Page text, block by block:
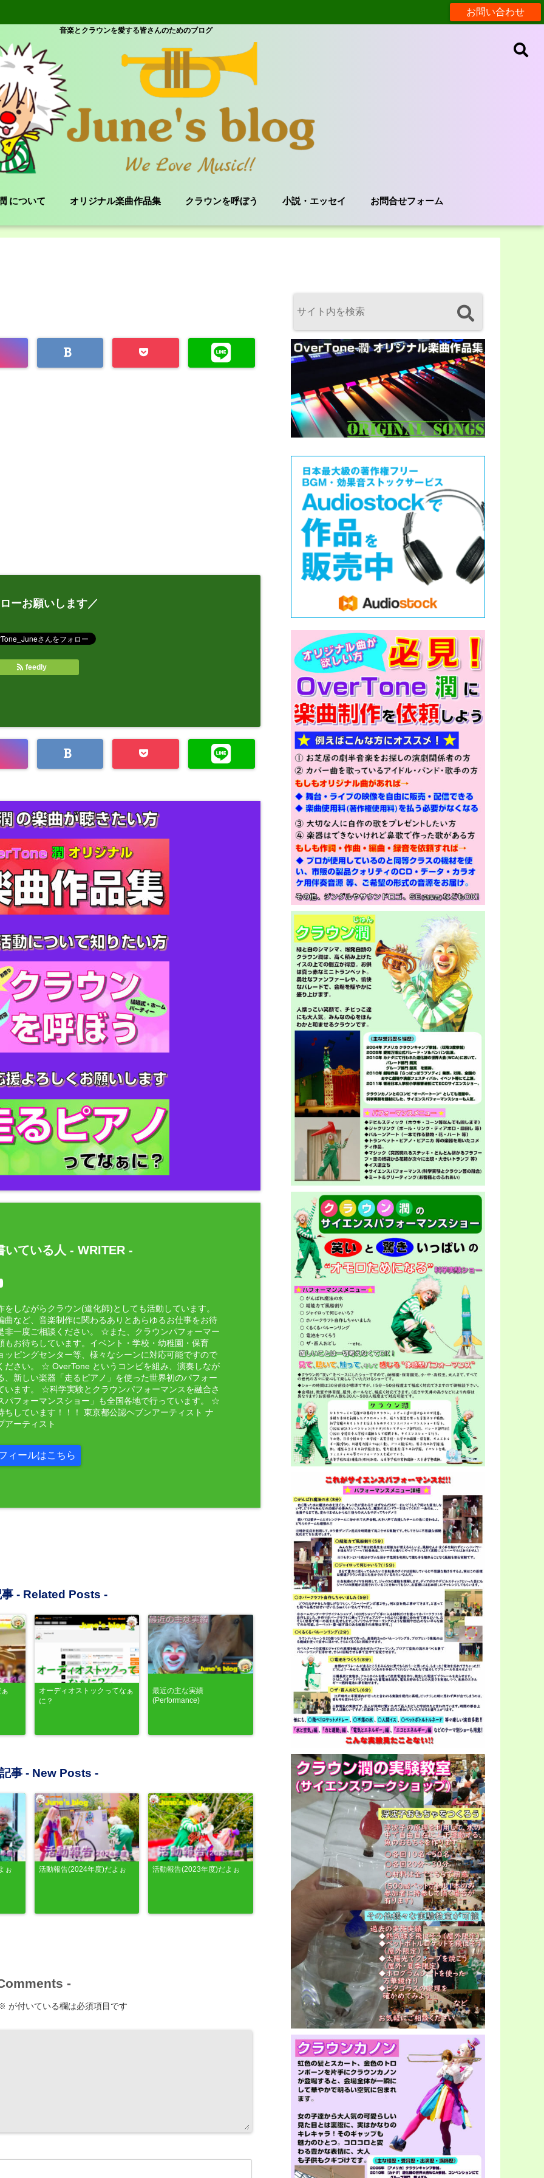
お問い合わせ
音楽とクラウンを愛する皆さんのためのブログ
について オリジナル楽曲作品集 クラウンを呼ぼう 小説・エッセイ お問合せフォーム
ーお願いします／
feedly
いている人 - WRITER -
しながらクラウン(道化師)としても活動しています。
など、音楽制作に関わるありとあらゆるお仕事をお待
非一度ご相談ください。 ☆また、クラウンパフォーマー
もお待ちしています。イベント・学校・幼稚園・保育
ッピングセンター等、様々なシーンに対応可能ですので
ださい。 ☆ OverTone というコンビを組み、演奏しなが
、新しい楽器「走るピアノ」を使った世界初のパフォー
います。 ☆科学実験とクラウンパフォーマンスを融合さ
パフォーマンスショー」も全国各地で行っています。 ☆
ちしています！！！ 東京都公認ヘブンアーティスト ナ
アーティスト
ィールはこちら
- Related Posts -
オーディオストックってなぁ
に？
最近の主な実績
(Performance)
事 - New Posts -
ぉ 活動報告(2024年度)だよぉ 活動報告(2023年度)だよぉ
-
が付いている欄は必須項目です